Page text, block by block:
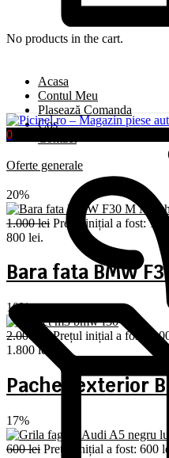
No products in the cart.
Acasa
Contul Meu
Plasează Comanda
Coș
Oferte generale
20%
1.000lei Prețul inițial a fost:
800 lei.
Bara fata BMW
10%
2.000 Prețul inițial a fost:
1.800 lei.
Pachet exterior
17%
600lei Prețul inițial a fost: 600
0